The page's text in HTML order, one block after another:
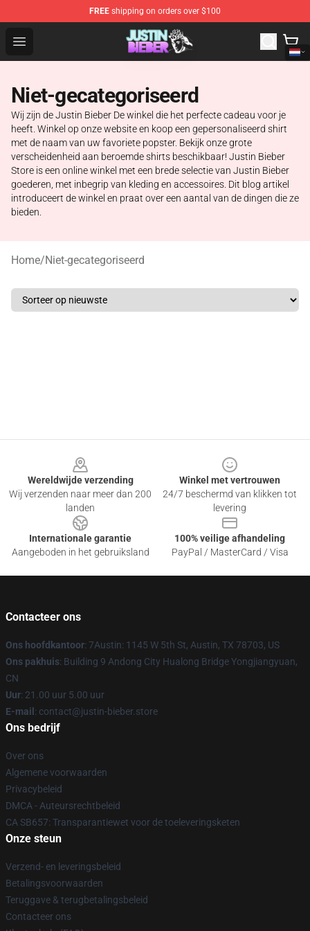
FREE shipping on orders over $100
Open menu
Justin Bieber Store - Official Justin Bieber Merchandise
Niet-gecategoriseerd
Wij zijn de Justin Bieber De winkel die het perfecte cadeau voor je
heeft. Winkel op onze website en koop een gepersonaliseerd shirt
met de naam van uw favoriete popster. Bekijk onze grote
verscheidenheid aan beroemde shirts beschikbaar! Justin Bieber
Store is een online winkel met een brede selectie van Justin Bieber
goederen, met inbegrip van kleding en accessoires. Dit blog artikel
introduceert de winkel en praat over een aantal van de dingen die ze
bieden.
Home/Niet-gecategoriseerd
Wereldwijde verzending
Wij verzenden naar meer dan 200
landen
Winkel met vertrouwen
24/7 beschermd van klikken tot
levering
Internationale garantie
Aangeboden in het gebruiksland
100% veilige afhandeling
PayPal / MasterCard / Visa
Contacteer ons
Ons hoofdkantoor: 7Austin: 1145 W 5th St, Austin, TX 78703, US
Ons pakhuis: Building 9 Andong City Hualong Bridge Yongjiangyuan,
CN
Uur: 21.00 uur 5.00 uur
E-mail : contact@justin-bieber.store
Ons bedrijf
Over ons
Algemene voorwaarden
Privacybeleid
DMCA - Auteursrechtbeleid
CA SB657: Transparantiewet voor de toeleveringsketen
Onze steun
Verzend- en leveringsbeleid
Betalingsvoorwaarden
Teruggave & terugbetalingsbeleid
Contacteer ons